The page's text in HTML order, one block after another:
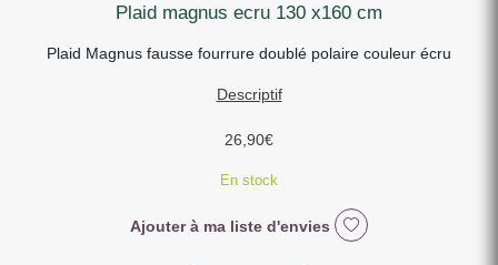
plaid magnus ecru 130 x160 cm
Plaid Magnus fausse fourrure doublé polaire couleur écru
Descriptif
26,90€
En stock
Ajouter à ma liste d'envies